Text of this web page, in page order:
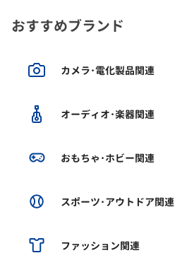
おすすめブランド
カメラ･電化製品関連
オーディオ･楽器関連
おもちゃ･ホビー関連
スポーツ･アウトドア関連
ファッション関連